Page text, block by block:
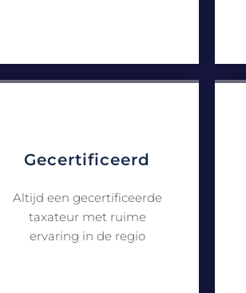
Gecertificeerd
Altijd een gecertificeerde
taxateur met ruime
ervaring in de regio